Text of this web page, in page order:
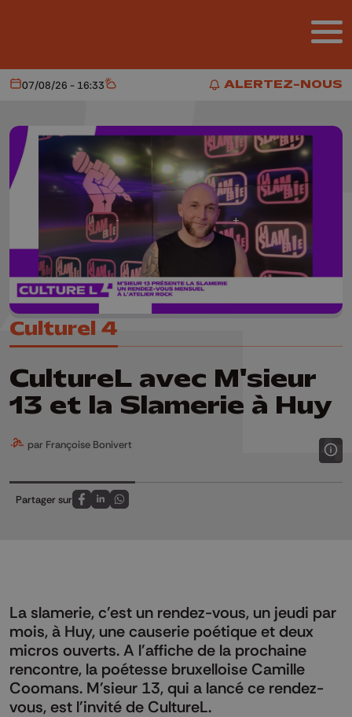
ALERTEZ-NOUS
ALERTEZ-NOUS
Aujourd'hui
07/08/26 - 16:33 Météo
Culturel 4
CultureL avec M'sieur
13 et la Slamerie à Huy
par Françoise Bonivert
Partager sur
Partagez sur FaceBook
Partagez sur LinkedIn
Partagez sur Whatsapp
La slamerie, c'est un rendez-vous, un jeudi par
mois, à Huy, une causerie poétique et deux
micros ouverts. A l'affiche de la prochaine
rencontre, la poétesse bruxelloise Camille
Coomans. M'sieur 13, qui a lancé ce rendez-
vous, est l'invité de CultureL.